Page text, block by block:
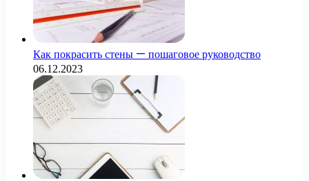
Как покрасить стены — пошаговое руководство
06.12.2023